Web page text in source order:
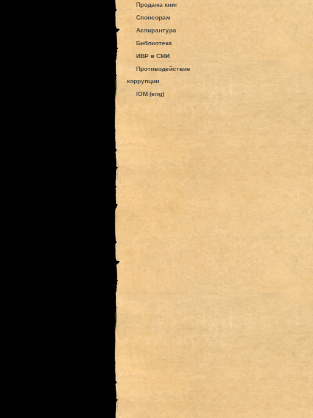
Продажа книг
Спонсорам
Аспирантура
Библиотека
ИВР в СМИ
Противодействие
коррупции
IOM (eng)